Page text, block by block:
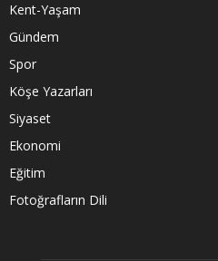
Kent-Yaşam
Gündem
Spor
Köşe Yazarları
Siyaset
Ekonomi
Eğitim
Fotoğrafların Dili